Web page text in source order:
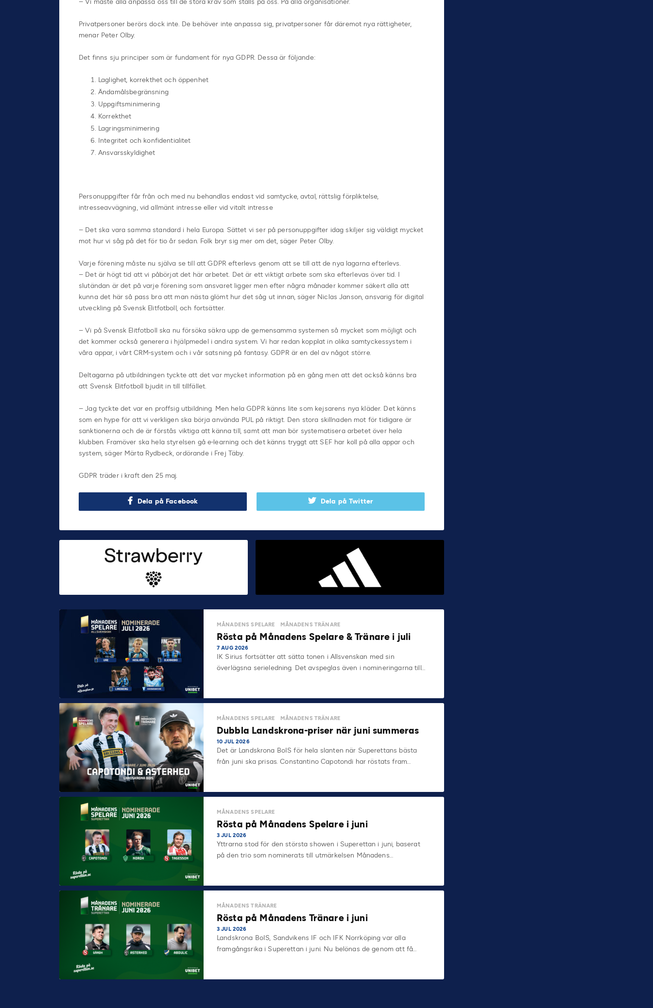
Privatpersoner berörs dock inte. De behöver inte anpassa sig, privatpersoner får däremot nya rättigheter,
menar Peter Olby.
Det finns sju principer som är fundament för nya GDPR. Dessa är följande:
Laglighet, korrekthet och öppenhet
Ändamålsbegränsning
Uppgiftsminimering
Korrekthet
Lagringsminimering
Integritet och konfidentialitet
Ansvarsskyldighet
Personuppgifter får från och med nu behandlas endast vid samtycke, avtal, rättslig förpliktelse,
intresseavvägning, vid allmänt intresse eller vid vitalt intresse
– Det ska vara samma standard i hela Europa. Sättet vi ser på personuppgifter idag skiljer sig väldigt mycket
mot hur vi såg på det för tio år sedan. Folk bryr sig mer om det, säger Peter Olby.
Varje förening måste nu själva se till att GDPR efterlevs genom att se till att de nya lagarna efterlevs.
– Det är högt tid att vi påbörjat det här arbetet. Det är ett viktigt arbete som ska efterlevas över tid. I
slutändan är det på varje förening som ansvaret ligger men efter några månader kommer säkert alla att
kunna det här så pass bra att man nästa glömt hur det såg ut innan, säger Niclas Janson, ansvarig för digital
utveckling på Svensk Elitfotboll, och fortsätter.
– Vi på Svensk Elitfotboll ska nu försöka säkra upp de gemensamma systemen så mycket som möjligt och
det kommer också generera i hjälpmedel i andra system. Vi har redan kopplat in olika samtyckessystem i
våra appar, i vårt CRM-system och i vår satsning på fantasy. GDPR är en del av något större.
Deltagarna på utbildningen tyckte att det var mycket information på en gång men att det också känns bra
att Svensk Elitfotboll bjudit in till tillfället.
– Jag tyckte det var en proffsig utbildning. Men hela GDPR känns lite som kejsarens nya kläder. Det känns
som en hype för att vi verkligen ska börja använda PUL på riktigt. Den stora skillnaden mot för tidigare är
sanktionerna och de är förstås viktiga att känna till, samt att man bör systematisera arbetet över hela
klubben. Framöver ska hela styrelsen gå e-learning och det känns tryggt att SEF har koll på alla appar och
system, säger Märta Rydbeck, ordörande i Frej Täby.
GDPR träder i kraft den 25 maj.
Dela på Facebook Dela på Twitter
MÅNADENS SPELARE MÅNADENS TRÄNARE
Rösta på Månadens Spelare & Tränare i juli
7 AUG 2026
IK Sirius fortsätter att sätta tonen i Allsvenskan med sin
överlägsna serieledning. Det avspeglas även i nomineringarna till…
MÅNADENS SPELARE MÅNADENS TRÄNARE
Dubbla Landskrona-priser när juni summeras
10 JUL 2026
Det är Landskrona BoIS för hela slanten när Superettans bästa
från juni ska prisas. Constantino Capotondi har röstats fram…
MÅNADENS SPELARE
Rösta på Månadens Spelare i juni
3 JUL 2026
Yttrarna stod för den största showen i Superettan i juni, baserat
på den trio som nominerats till utmärkelsen Månadens…
MÅNADENS TRÄNARE
Rösta på Månadens Tränare i juni
3 JUL 2026
Landskrona BoIS, Sandvikens IF och IFK Norrköping var alla
framgångsrika i Superettan i juni. Nu belönas de genom att få…